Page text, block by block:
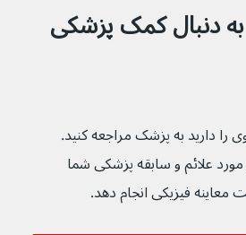
به دنبال کمک پزشکی
را دارید به پزشک مراجعه کنید.
علائم و سابقه پزشکی شما
فیزیکی انجام دهد.